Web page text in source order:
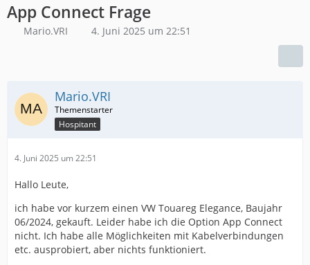
App Connect Frage
Mario.VRI 4. Juni 2025 um 22:51
Mario.VRI
Hospitant
4. Juni 2025 um 22:51
Hallo Leute,
ich habe vor kurzem einen VW Touareg Elegance, Baujahr
06/2024, gekauft. Leider habe ich die Option App Connect
nicht. Ich habe alle Möglichkeiten mit Kabelverbindungen
etc. ausprobiert, aber nichts funktioniert.